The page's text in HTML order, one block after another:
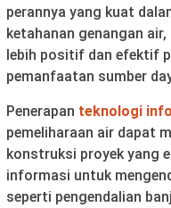
perannya yang kuat
ketahanan genangan
lebih positif dan efektif
pemanfaatan sumber
Penerapan teknologi
pemeliharaan air dapat
konstruksi proyek yang
informasi untuk
seperti pengendalian